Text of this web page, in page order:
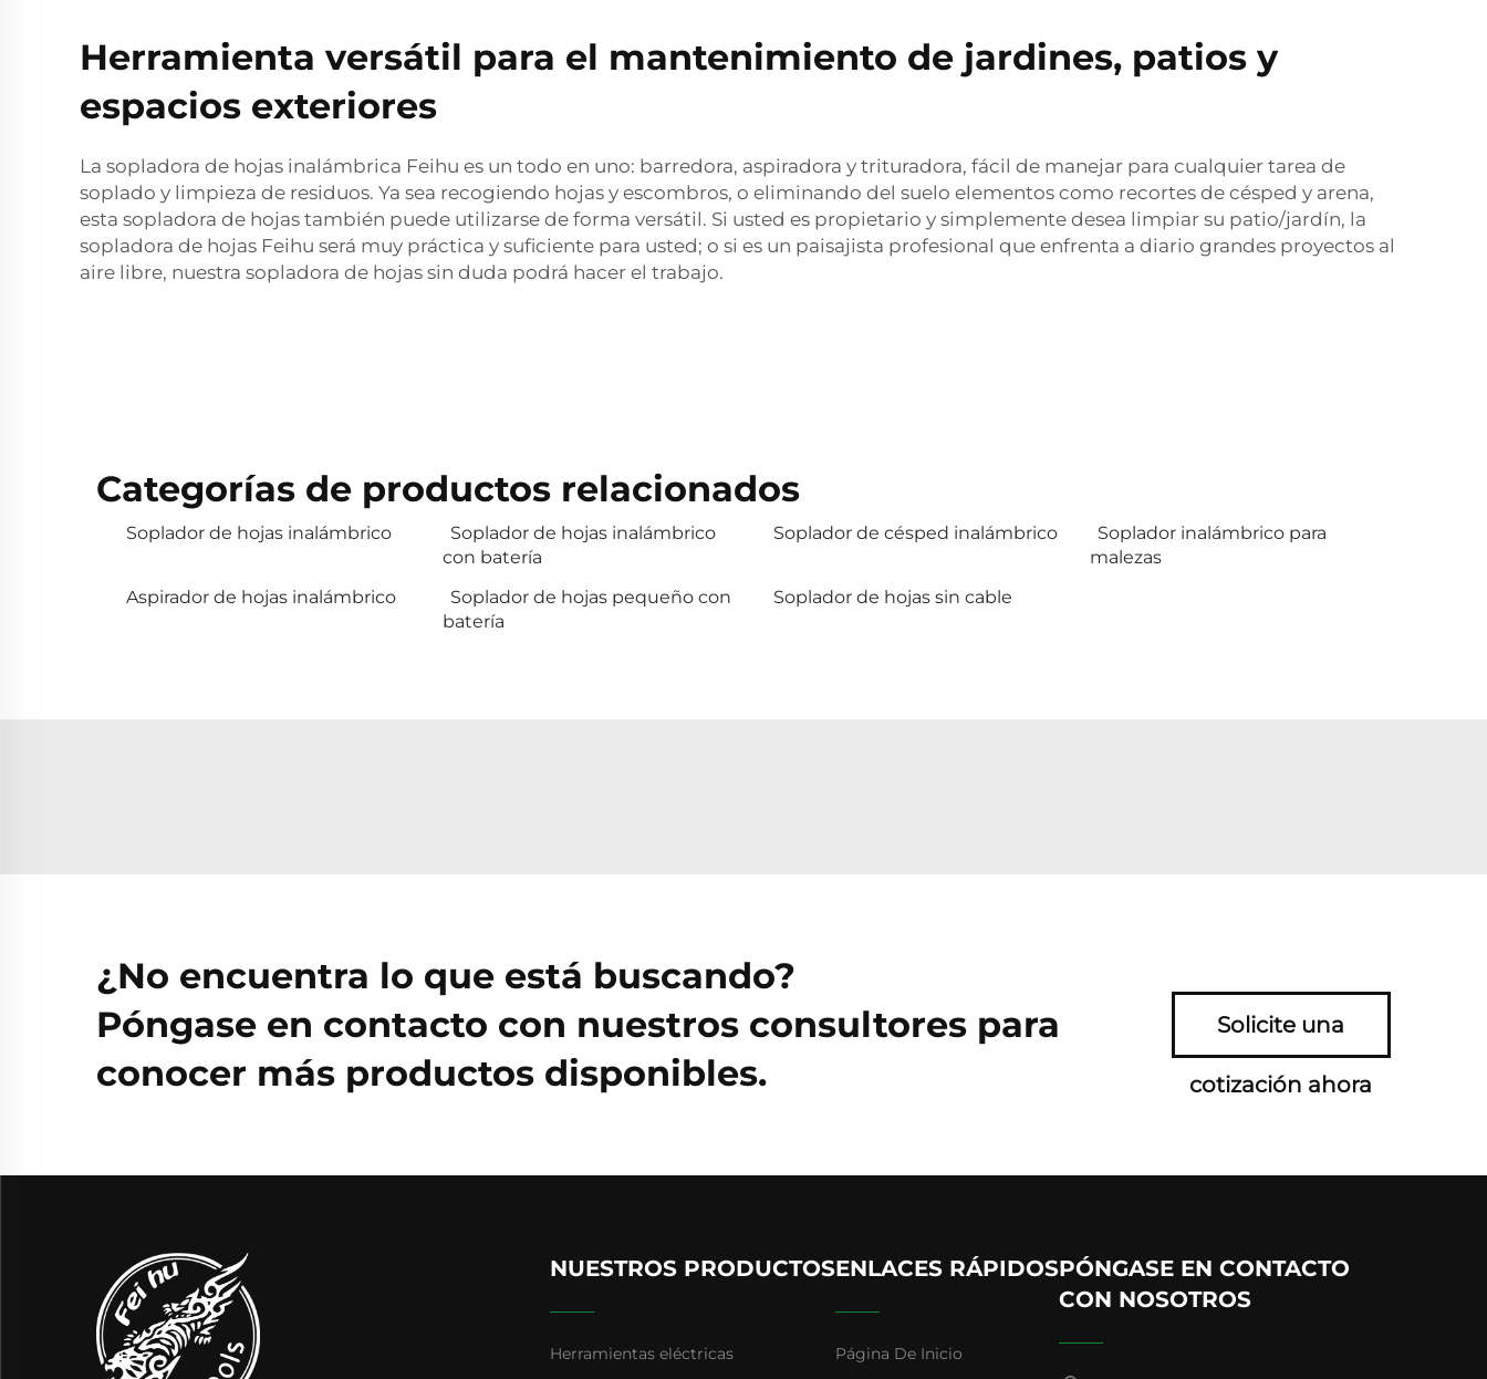
Herramienta versátil para el mantenimiento de jardines, patios y
espacios exteriores
La sopladora de hojas inalámbrica Feihu es un todo en uno: barredora, aspiradora y trituradora, fácil de manejar para cualquier tarea de
soplado y limpieza de residuos. Ya sea recogiendo hojas y escombros, o eliminando del suelo elementos como recortes de césped y arena,
esta sopladora de hojas también puede utilizarse de forma versátil. Si usted es propietario y simplemente desea limpiar su patio/jardín, la
sopladora de hojas Feihu será muy práctica y suficiente para usted; o si es un paisajista profesional que enfrenta a diario grandes proyectos al
aire libre, nuestra sopladora de hojas sin duda podrá hacer el trabajo.
Categorías de productos relacionados
Soplador de hojas inalámbrico
Soplador de hojas inalámbrico
con batería
Soplador de césped inalámbrico
Soplador inalámbrico para
malezas
Aspirador de hojas inalámbrico
Soplador de hojas pequeño con
batería
Soplador de hojas sin cable
¿No encuentra lo que está buscando?
Póngase en contacto con nuestros consultores para
conocer más productos disponibles.
Solicite una
cotización ahora
NUESTROS PRODUCTOS
Herramientas eléctricas
ENLACES RÁPIDOS
Página De Inicio
PÓNGASE EN CONTACTO
CON NOSOTROS